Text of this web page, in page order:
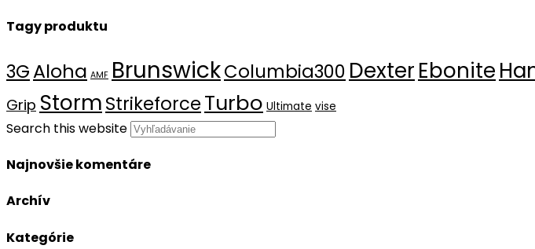
Tagy produktu
3GAloha AMF BrunswickColumbia300 DexterEbonite
Grip StormStrikeforceTurbo Ultimate vise
Search this website
Najnovšie komentáre
Archív
Kategórie